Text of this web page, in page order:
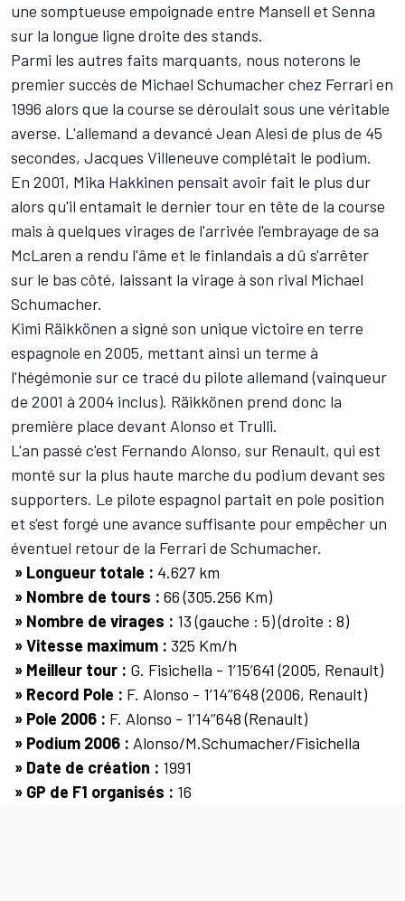
une somptueuse empoignade entre Mansell et Senna
sur la longue ligne droite des stands.
Parmi les autres faits marquants, nous noterons le
premier succès de Michael Schumacher chez Ferrari en
1996 alors que la course se déroulait sous une véritable
averse. L'allemand a devancé Jean Alesi de plus de 45
secondes, Jacques Villeneuve complétait le podium.
En 2001, Mika Hakkinen pensait avoir fait le plus dur
alors qu'il entamait le dernier tour en tête de la course
mais à quelques virages de l'arrivée l'embrayage de sa
McLaren a rendu l'âme et le finlandais a dû s'arrêter
sur le bas côté, laissant la virage à son rival Michael
Schumacher.
Kimi Räikkönen a signé son unique victoire en terre
espagnole en 2005, mettant ainsi un terme à
l'hégémonie sur ce tracé du pilote allemand (vainqueur
de 2001 à 2004 inclus). Räikkönen prend donc la
première place devant Alonso et Trulli.
L'an passé c'est Fernando Alonso, sur Renault, qui est
monté sur la plus haute marche du podium devant ses
supporters. Le pilote espagnol partait en pole position
et s'est forgé une avance suffisante pour empêcher un
éventuel retour de la Ferrari de Schumacher.
» Longueur totale : 4.627 km
» Nombre de tours : 66 (305.256 Km)
» Nombre de virages : 13 (gauche : 5) (droite : 8)
» Vitesse maximum : 325 Km/h
» Meilleur tour : G. Fisichella - 1’15’641 (2005, Renault)
» Record Pole : F. Alonso - 1’14’’648 (2006, Renault)
» Pole 2006 : F. Alonso - 1’14’’648(Renault)
» Podium 2006 : Alonso/M.Schumacher/Fisichella
» Date de création : 1991
» GP de F1 organisés : 16